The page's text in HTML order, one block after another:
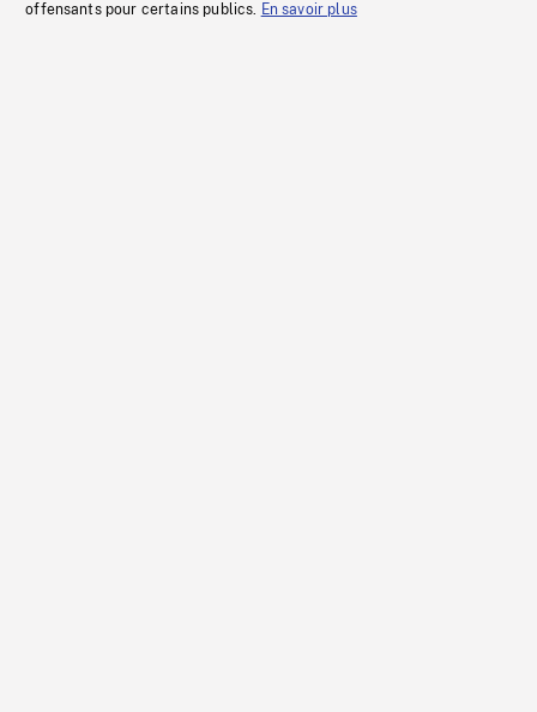
offensants pour certains publics. En savoir plus